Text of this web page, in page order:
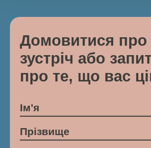
Домовитися про
зустріч або
про те, що вас